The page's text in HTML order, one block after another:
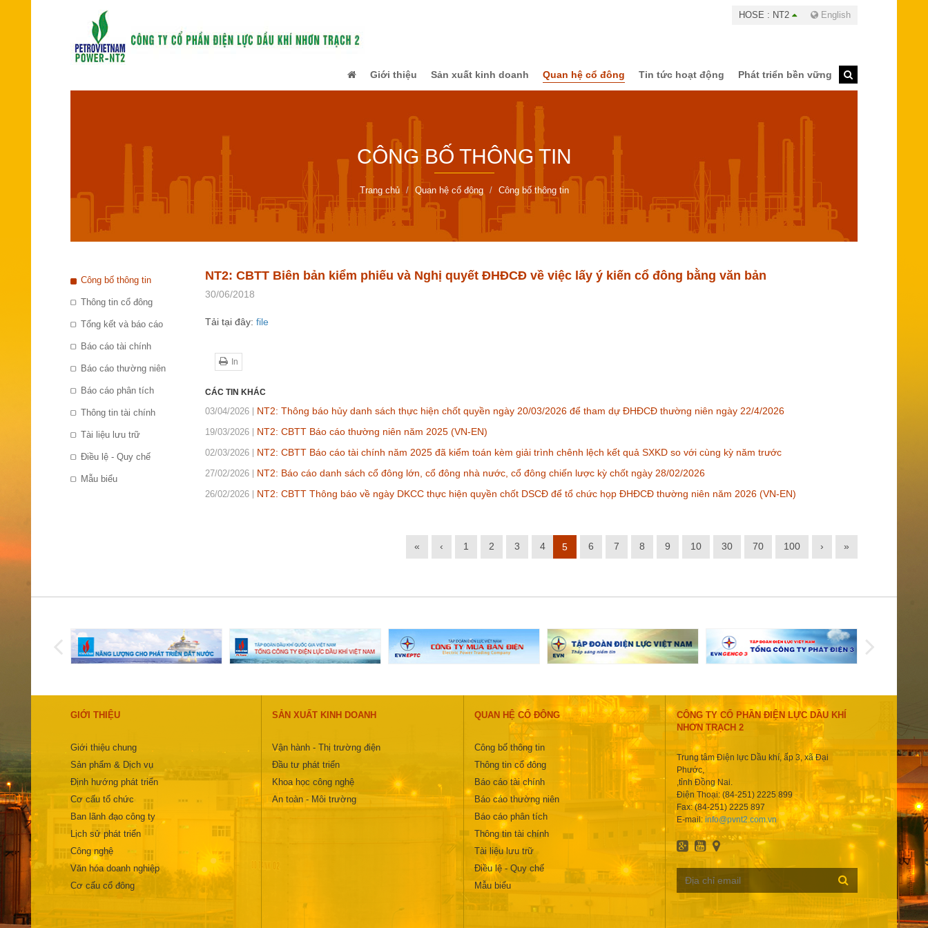
HOSE : NT2 English
Giới thiệu Sản xuất kinh doanh Quan hệ cổ đông Tin tức hoạt động Phát triển bền vững
CÔNG BỐ THÔNG TIN
Trang chủ Quan hệ cổ đông Công bố thông tin
Công bố thông tin
Thông tin cổ đông
Tổng kết và báo cáo
Báo cáo tài chính
Báo cáo thường niên
Báo cáo phân tích
Thông tin tài chính
Tài liệu lưu trữ
Điều lệ - Quy chế
Mẫu biểu
NT2: CBTT Biên bản kiểm phiếu và Nghị quyết ĐHĐCĐ về việc lấy ý kiến cổ đông bằng văn bản
30/06/2018
Tải tại đây: file
In
CÁC TIN KHÁC
03/04/2026 NT2: Thông báo hủy danh sách thực hiện chốt quyền ngày 20/03/2026 để tham dự ĐHĐCĐ thường niên ngày 22/4/2026
19/03/2026 NT2: CBTT Báo cáo thường niên năm 2025 (VN-EN)
02/03/2026 NT2: CBTT Báo cáo tài chính năm 2025 đã kiểm toán kèm giải trình chênh lệch kết quả SXKD so với cùng kỳ năm trước
27/02/2026 NT2: Báo cáo danh sách cổ đông lớn, cổ đông nhà nước, cổ đông chiến lược kỳ chốt ngày 28/02/2026
26/02/2026 NT2: CBTT Thông báo về ngày DKCC thực hiện quyền chốt DSCĐ để tổ chức họp ĐHĐCĐ thường niên năm 2026 (VN-EN)
« ‹ 1 2 3 4 5 6 7 8 9 10 30 70 100 › »
GIỚI THIỆU
Giới thiệu chung
Sản phẩm & Dịch vụ
Định hướng phát triển
Cơ cấu tổ chức
Ban lãnh đạo công ty
Lịch sử phát triển
Công nghệ
Văn hóa doanh nghiệp
Cơ cấu cổ đông
SẢN XUẤT KINH DOANH
Vận hành - Thị trường điện
Đầu tư phát triển
Khoa học công nghệ
An toàn - Môi trường
QUAN HỆ CỔ ĐÔNG
Công bố thông tin
Thông tin cổ đông
Báo cáo tài chính
Báo cáo thường niên
Báo cáo phân tích
Thông tin tài chính
Tài liệu lưu trữ
Điều lệ - Quy chế
Mẫu biểu
CÔNG TY CỔ PHẦN ĐIỆN LỰC DẦU KHÍ
NHƠN TRẠCH 2
Trung tâm Điện lực Dầu khí, ấp 3, xã Đại
Phước,
,tỉnh Đồng Nai.
Điện Thoại: (84-251) 2225 899
Fax: (84-251) 2225 897
E-mail: info@pvnt2.com.vn